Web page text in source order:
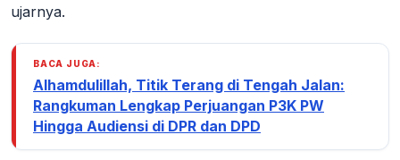
ujarnya.
BACA JUGA:
Alhamdulillah, Titik Terang di Tengah Jalan:
Rangkuman Lengkap Perjuangan P3K PW
Hingga Audiensi di DPR dan DPD